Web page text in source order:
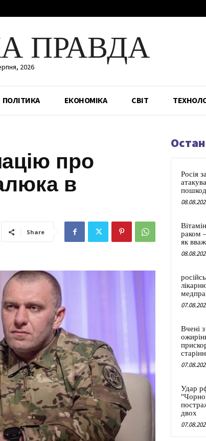
ПРАВДА
2026
ПОЛІТИКА ЕКОНОМІКА СВІТ
про
в
Share
Росія
раком
як
Вчені
Удар
двох